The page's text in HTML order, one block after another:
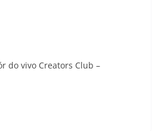
do vivo Creators Club –